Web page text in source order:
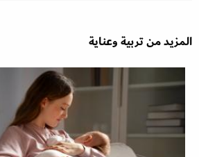
المزيد من تربية وعناية